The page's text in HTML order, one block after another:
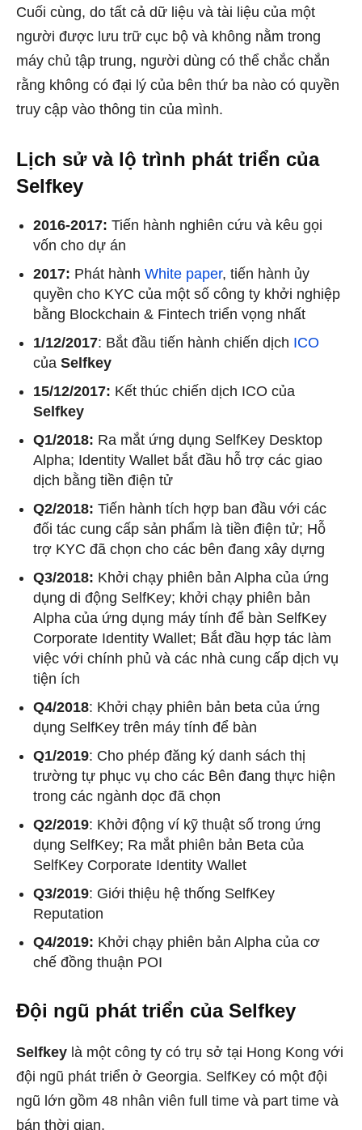
Cuối cùng, do tất cả dữ liệu và tài liệu của một
người được lưu trữ cục bộ và không nằm trong
máy chủ tập trung, người dùng có thể chắc chắn
rằng không có đại lý của bên thứ ba nào có quyền
truy cập vào thông tin của mình.
Lịch sử và lộ trình phát triển của
Selfkey
2016-2017: Tiến hành nghiên cứu và kêu gọi
vốn cho dự án
2017: Phát hành White paper, tiến hành ủy
quyền cho KYC của một số công ty khởi nghiệp
bằng Blockchain & Fintech triển vọng nhất
1/12/2017: Bắt đầu tiến hành chiến dịch ICO
của Selfkey
15/12/2017: Kết thúc chiến dịch ICO của
Selfkey
Q1/2018: Ra mắt ứng dụng SelfKey Desktop
Alpha; Identity Wallet bắt đầu hỗ trợ các giao
dịch bằng tiền điện tử
Q2/2018: Tiến hành tích hợp ban đầu với các
đối tác cung cấp sản phẩm là tiền điện tử; Hỗ
trợ KYC đã chọn cho các bên đang xây dựng
Q3/2018: Khởi chạy phiên bản Alpha của ứng
dụng di động SelfKey; khởi chạy phiên bản
Alpha của ứng dụng máy tính để bàn SelfKey
Corporate Identity Wallet; Bắt đầu hợp tác làm
việc với chính phủ và các nhà cung cấp dịch vụ
tiện ích
Q4/2018: Khởi chạy phiên bản beta của ứng
dụng SelfKey trên máy tính để bàn
Q1/2019: Cho phép đăng ký danh sách thị
trường tự phục vụ cho các Bên đang thực hiện
trong các ngành dọc đã chọn
Q2/2019: Khởi động ví kỹ thuật số trong ứng
dụng SelfKey; Ra mắt phiên bản Beta của
SelfKey Corporate Identity Wallet
Q3/2019: Giới thiệu hệ thống SelfKey
Reputation
Q4/2019: Khởi chạy phiên bản Alpha của cơ
chế đồng thuận POI
Đội ngũ phát triển của Selfkey
Selfkey là một công ty có trụ sở tại Hong Kong với
đội ngũ phát triển ở Georgia. SelfKey có một đội
ngũ lớn gồm 48 nhân viên full time và part time và
bán thời gian.